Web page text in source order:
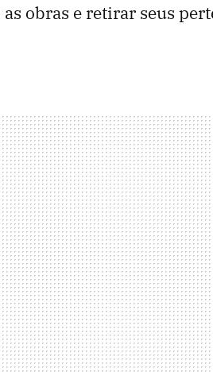
obras e retirar seus